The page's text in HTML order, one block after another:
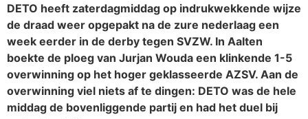
DETO heeft zaterdagmiddag op indrukwekkende wijze
de draad weer opgepakt na de zure nederlaag een
week eerder in de derby tegen SVZW. In Aalten
boekte de ploeg van Jurjan Wouda een klinkende 1-5
overwinning op het hoger geklasseerde AZSV. Aan de
overwinning viel niets af te dingen: DETO was de hele
middag de bovenliggende partij en had het duel bij